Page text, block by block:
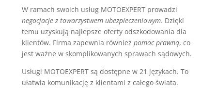
W ramach swoich usług MOTOEXPERT prowadzi
negocjacje z towarzystwem ubezpieczeniowym. Dzięki
temu uzyskują najlepsze oferty odszkodowania dla
klientów. Firma zapewnia również pomoc prawną, co
jest ważne w skomplikowanych sprawach sądowych.
Usługi MOTOEXPERT są dostępne w 21 językach. To
ułatwia komunikację z klientami z całego świata.